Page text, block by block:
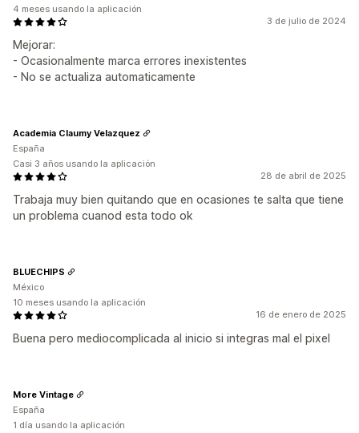
3 de julio de 2024
Mejorar:
- Ocasionalmente marca errores inexistentes
- No se actualiza automaticamente
4 meses usando la aplicación
28 de abril de 2025
Trabaja muy bien quitando que en ocasiones te salta que tiene
un problema cuanod esta todo ok
Academia Claumy Velazquez
España
Casi 3 años usando la aplicación
16 de enero de 2025
Buena pero mediocomplicada al inicio si integras mal el pixel
BLUECHIPS
México
10 meses usando la aplicación
More Vintage
España
1 día usando la aplicación